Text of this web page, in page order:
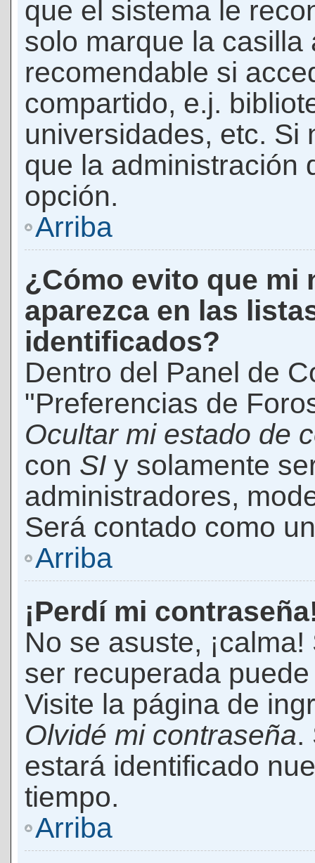
que el sistema le
solo marque la casilla
recomendable si
compartido, e.j.
universidades, etc. Si
que la administración
opción.
Arriba
¿Cómo evito que mi
aparezca en las
identificados?
Dentro del Panel de
"Preferencias de
Ocultar mi estado de
con SI y solamente
administradores,
Será contado como
Arriba
¡Perdí mi
No se asuste,
ser recuperada
Visite la página de
Olvidé mi contraseña.
estará identificado
tiempo.
Arriba